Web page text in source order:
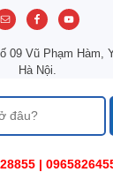
09 Vũ Phạm Hàm,
Hà Nội.
|